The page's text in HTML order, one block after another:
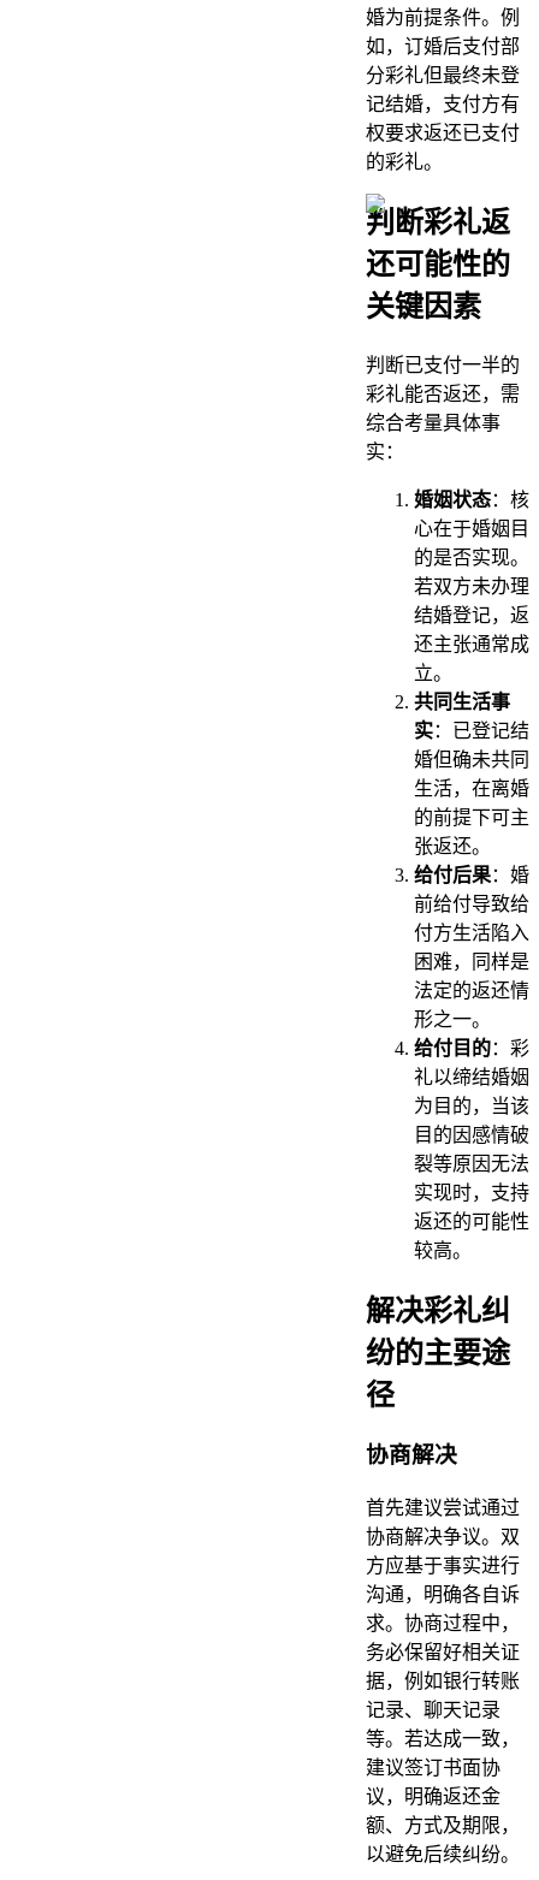
婚为前提条件。例
如，订婚后支付部
分彩礼但最终未登
记结婚，支付方有
权要求返还已支付
的彩礼。
判断彩礼返
还可能性的
关键因素
判断已支付一半的
彩礼能否返还，需
综合考量具体事
实：
婚姻状态：核
心在于婚姻目
的是否实现。
若双方未办理
结婚登记，返
还主张通常成
立。
共同生活事
实：已登记结
婚但确未共同
生活，在离婚
的前提下可主
张返还。
给付后果：婚
前给付导致给
付方生活陷入
困难，同样是
法定的返还情
形之一。
给付目的：彩
礼以缔结婚姻
为目的，当该
目的因感情破
裂等原因无法
实现时，支持
返还的可能性
较高。
解决彩礼纠
纷的主要途
径
协商解决
首先建议尝试通过
协商解决争议。双
方应基于事实进行
沟通，明确各自诉
求。协商过程中，
务必保留好相关证
据，例如银行转账
记录、聊天记录
等。若达成一致，
建议签订书面协
议，明确返还金
额、方式及期限，
以避免后续纠纷。